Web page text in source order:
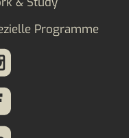
Programme